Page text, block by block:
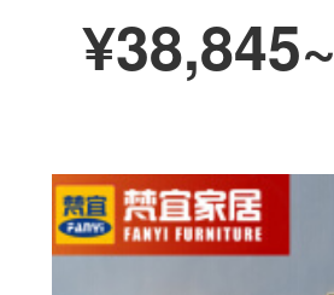
¥38,845~